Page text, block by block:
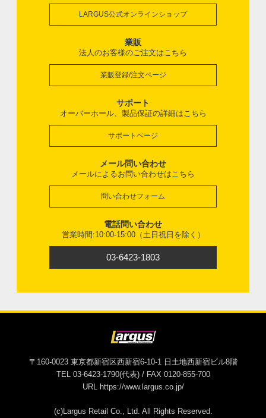
LARGUS公式オンラインショップ
業販
法人のお客様のご注文はこちら
業販登録/注文ページ
サポート
オーバーホール、製品保証の詳細はこちら
サポートページ
メール問い合わせ
メールによるお問い合わせはこちら
問い合わせフォーム
電話問い合わせ
営業時間:10:00-15:00（土日祝日を除く）
03-6423-1803
〒160-0023 東京都新宿区西新宿6-10-1 日土地西新宿ビル8階
TEL 03-6423-1790(代表) / FAX 0120-855-700
URL https://www.largus.co.jp/
(c)Largus Retail Co., Ltd. All Rights Reserved.